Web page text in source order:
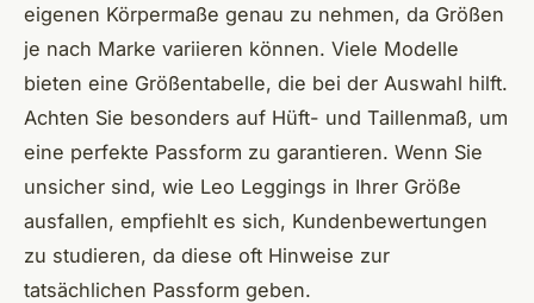
eigenen Körpermaße genau zu nehmen, da Größen
je nach Marke variieren können. Viele Modelle
bieten eine Größentabelle, die bei der Auswahl hilft.
Achten Sie besonders auf Hüft- und Taillenmaß, um
eine perfekte Passform zu garantieren. Wenn Sie
unsicher sind, wie Leo Leggings in Ihrer Größe
ausfallen, empfiehlt es sich, Kundenbewertungen
zu studieren, da diese oft Hinweise zur
tatsächlichen Passform geben.